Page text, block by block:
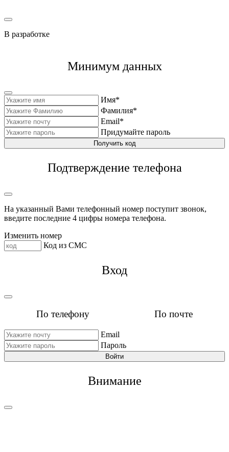
В разработке
Минимум данных
Имя*
Фамилия*
Email*
Придумайте пароль
Получить код
Подтверждение телефона
На указанный Вами телефонный номер поступит звонок,
введите последние 4 цифры номера телефона.
Изменить номер
Код из СМС
Вход
По телефону По почте
Email
Пароль
Войти
Внимание